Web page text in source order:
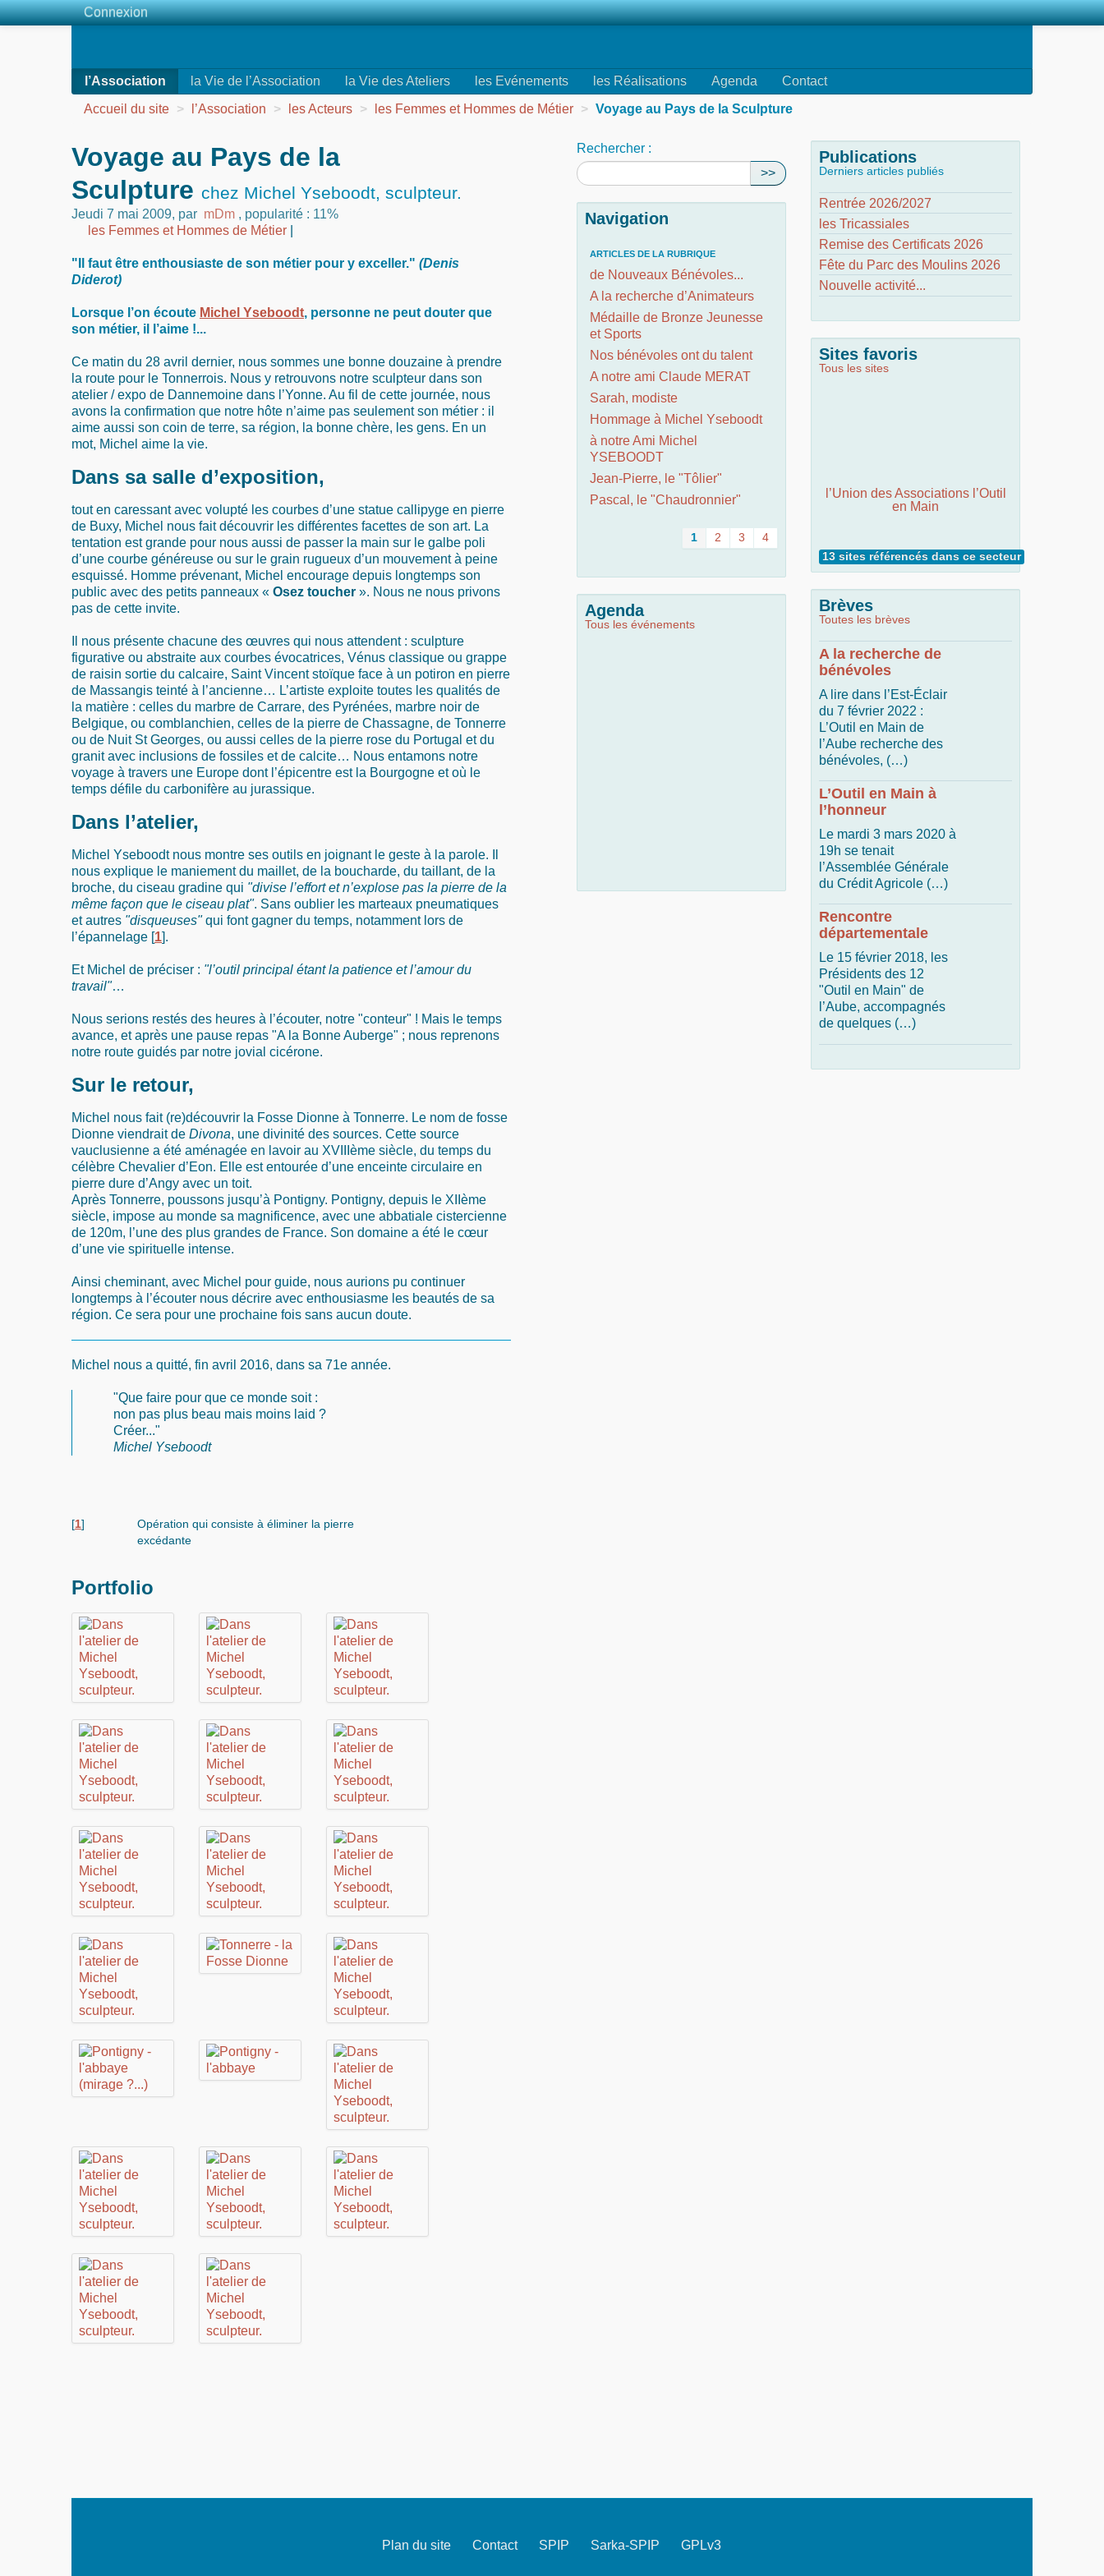
l’Association la Vie de l’Association la Vie des Ateliers les Evénements les Réalisations Agenda
Contact
Accueil du site > l’Association > les Acteurs > les Femmes et Hommes de Métier > Voyage au Pays de la Sculpture
Voyage au Pays de la
Sculpture chez Michel Yseboodt, sculpteur.
Jeudi 7 mai 2009, par mDm , popularité : 11%
les Femmes et Hommes de Métier
"Il faut être enthousiaste de son métier pour y exceller." (Denis
Diderot)
Lorsque l’on écoute Michel Yseboodt, personne ne peut douter que
son métier, il l’aime !...
Ce matin du 28 avril dernier, nous sommes une bonne douzaine à prendre
la route pour le Tonnerrois. Nous y retrouvons notre sculpteur dans son
atelier / expo de Dannemoine dans l’Yonne. Au fil de cette journée, nous
avons la confirmation que notre hôte n’aime pas seulement son métier : il
aime aussi son coin de terre, sa région, la bonne chère, les gens. En un
mot, Michel aime la vie.
Dans sa salle d’exposition,
tout en caressant avec volupté les courbes d’une statue callipyge en pierre
de Buxy, Michel nous fait découvrir les différentes facettes de son art. La
tentation est grande pour nous aussi de passer la main sur le galbe poli
d’une courbe généreuse ou sur le grain rugueux d’un mouvement à peine
esquissé. Homme prévenant, Michel encourage depuis longtemps son
public avec des petits panneaux « Osez toucher ». Nous ne nous privons
pas de cette invite.
Il nous présente chacune des œuvres qui nous attendent : sculpture
figurative ou abstraite aux courbes évocatrices, Vénus classique ou grappe
de raisin sortie du calcaire, Saint Vincent stoïque face à un potiron en pierre
de Massangis teinté à l’ancienne… L’artiste exploite toutes les qualités de
la matière : celles du marbre de Carrare, des Pyrénées, marbre noir de
Belgique, ou comblanchien, celles de la pierre de Chassagne, de Tonnerre
ou de Nuit St Georges, ou aussi celles de la pierre rose du Portugal et du
granit avec inclusions de fossiles et de calcite… Nous entamons notre
voyage à travers une Europe dont l’épicentre est la Bourgogne et où le
temps défile du carbonifère au jurassique.
Dans l’atelier,
Michel Yseboodt nous montre ses outils en joignant le geste à la parole. Il
nous explique le maniement du maillet, de la boucharde, du taillant, de la
broche, du ciseau gradine qui "divise l’effort et n’explose pas la pierre de la
même façon que le ciseau plat". Sans oublier les marteaux pneumatiques
et autres "disqueuses"qui font gagner du temps, notamment lors de
l’épannelage [1].
Et Michel de préciser : "l’outil principal étant la patience et l’amour du
travail"…
Nous serions restés des heures à l’écouter, notre "conteur" ! Mais le temps
avance, et après une pause repas "A la Bonne Auberge" ; nous reprenons
notre route guidés par notre jovial cicérone.
Sur le retour,
Michel nous fait (re)découvrir la Fosse Dionne à Tonnerre. Le nom de fosse
Dionne viendrait de Divona, une divinité des sources. Cette source
vauclusienne a été aménagée en lavoir au XVIIIème siècle, du temps du
célèbre Chevalier d’Eon. Elle est entourée d’une enceinte circulaire en
pierre dure d’Angy avec un toit.
Après Tonnerre, poussons jusqu’à Pontigny. Pontigny, depuis le XIIème
siècle, impose au monde sa magnificence, avec une abbatiale cistercienne
de 120m, l’une des plus grandes de France. Son domaine a été le cœur
d’une vie spirituelle intense.
Ainsi cheminant, avec Michel pour guide, nous aurions pu continuer
longtemps à l’écouter nous décrire avec enthousiasme les beautés de sa
région. Ce sera pour une prochaine fois sans aucun doute.
Michel nous a quitté, fin avril 2016, dans sa 71e année.
"Que faire pour que ce monde soit :
non pas plus beau mais moins laid ?
Créer..."
Michel Yseboodt
[1]
Opération qui consiste à éliminer la pierre
excédante
Portfolio
Rechercher :
>>
Navigation
ARTICLES DE LA RUBRIQUE
de Nouveaux Bénévoles...
A la recherche d’Animateurs
Médaille de Bronze Jeunesse
et Sports
Nos bénévoles ont du talent
A notre ami Claude MERAT
Sarah, modiste
Hommage à Michel Yseboodt
à notre Ami Michel
YSEBOODT
Jean-Pierre, le "Tôlier"
Pascal, le "Chaudronnier"
1 2 3 4
Agenda
Tous les événements
Publications
Derniers articles publiés
Rentrée 2026/2027
les Tricassiales
Remise des Certificats 2026
Fête du Parc des Moulins 2026
Nouvelle activité...
Sites favoris
Tous les sites
l’Union des Associations l’Outil
en Main
13 sites référencés dans ce secteur
Brèves
Toutes les brèves
A la recherche de
bénévoles
A lire dans l’Est-Éclair
du 7 février 2022 :
L’Outil en Main de
l’Aube recherche des
bénévoles, (…)
L’Outil en Main à
l’honneur
Le mardi 3 mars 2020 à
19h se tenait
l’Assemblée Générale
du Crédit Agricole (…)
Rencontre
départementale
Le 15 février 2018, les
Présidents des 12
"Outil en Main" de
l’Aube, accompagnés
de quelques (…)
Plan du site Contact SPIP Sarka-SPIP GPLv3
Connexion